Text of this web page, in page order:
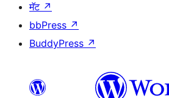
मॅट ↗
bbPress ↗
BuddyPress ↗